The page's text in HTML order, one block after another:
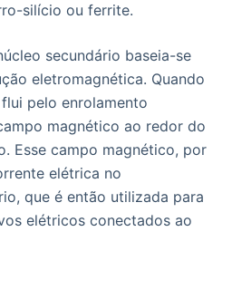
silício ou ferrite.
secundário baseia-se
eletromagnética. Quando
pelo enrolamento
magnético ao redor do
Esse campo magnético, por
elétrica no
que é então utilizada para
elétricos conectados ao